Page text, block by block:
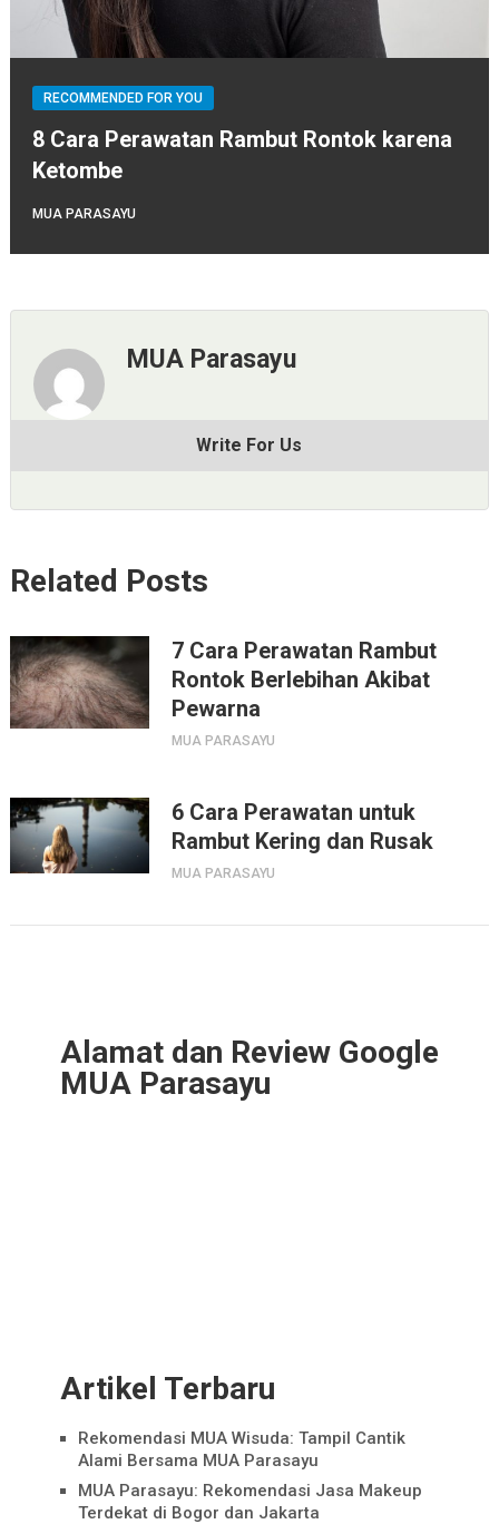
RECOMMENDED FOR YOU
8 Cara Perawatan Rambut Rontok karena
Ketombe
MUA PARASAYU
MUA Parasayu
Write For Us
Related Posts
7 Cara Perawatan Rambut
Rontok Berlebihan Akibat
Pewarna
MUA PARASAYU
6 Cara Perawatan untuk
Rambut Kering dan Rusak
MUA PARASAYU
Alamat dan Review Google
MUA Parasayu
Artikel Terbaru
Rekomendasi MUA Wisuda: Tampil Cantik
Alami Bersama MUA Parasayu
MUA Parasayu: Rekomendasi Jasa Makeup
Terdekat di Bogor dan Jakarta